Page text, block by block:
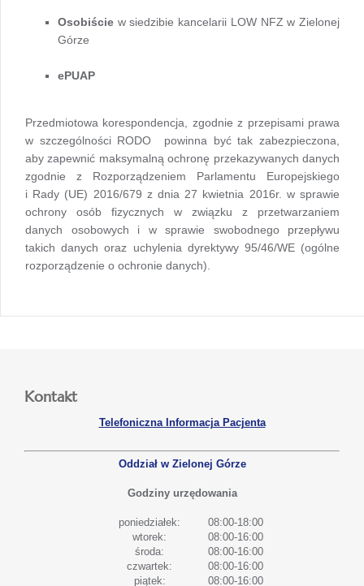
Osobiście w siedzibie kancelarii LOW NFZ w Zielonej
Górze
ePUAP
Przedmiotowa korespondencja, zgodnie z przepisami prawa
w szczególności RODO powinna być tak zabezpieczona,
aby zapewnić maksymalną ochronę przekazywanych danych
zgodnie z Rozporządzeniem Parlamentu Europejskiego
i Rady (UE) 2016/679 z dnia 27 kwietnia 2016r. w sprawie
ochrony osób fizycznych w związku z przetwarzaniem
danych osobowych i w sprawie swobodnego przepływu
takich danych oraz uchylenia dyrektywy 95/46/WE (ogólne
rozporządzenie o ochronie danych).
Kontakt
Telefoniczna Informacja Pacjenta
Oddział w Zielonej Górze
Godziny urzędowania
poniedziałek:
08:00-18:00
wtorek:
08:00-16:00
środa:
08:00-16:00
czwartek:
08:00-16:00
piątek:
08:00-16:00